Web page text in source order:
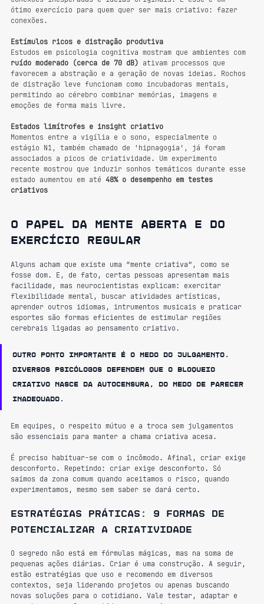
ótimo exercício para quem quer ser mais criativo: fazer
conexões.
Estímulos ricos e distração produtiva
Estudos em psicologia cognitiva mostram que ambientes com
ruído moderado (cerca de 70 dB) ativam processos que
favorecem a abstração e a geração de novas ideias. Rochos
de distração leve funcionam como incubadoras mentais,
permitindo ao cérebro combinar memórias, imagens e
emoções de forma mais livre.
Estados limítrofes e insight criativo
Momentos entre a vigília e o sono, especialmente o
estágio N1, também chamado de ‘hipnagogia’, já foram
associados a picos de criatividade. Um experimento
recente mostrou que induzir sonhos temáticos durante esse
estado aumentou em até 48% o desempenho em testes
criativos
O papel da mente aberta e do
exercício regular
Alguns acham que existe uma “mente criativa”, como se
fosse dom. E, de fato, certas pessoas apresentam mais
facilidade, mas neurocientistas explicam: exercitar
flexibilidade mental, buscar atividades artísticas,
aprender outros idiomas, intrumentos musicais e praticar
esportes são formas eficientes de estimular regiões
cerebrais ligadas ao pensamento criativo.
Outro ponto importante é o medo do julgamento.
Diversos psicólogos defendem que o bloqueio
criativo nasce da autocensura, do medo de parecer
inadequado.
Em equipes, o respeito mútuo e a troca sem julgamentos
são essenciais para manter a chama criativa acesa.
É preciso habituar-se com o incômodo. Afinal, criar exige
desconforto. Repetindo: criar exige desconforto. Só
saímos da zona comum quando aceitamos o risco, quando
experimentamos, mesmo sem saber se dará certo.
Estratégias práticas: 9 formas de
potencializar a criatividade
O segredo não está em fórmulas mágicas, mas na soma de
pequenas ações diárias. Criar é uma construção. A seguir,
estão estratégias que uso e recomendo em diversos
contextos, seja liderando projetos ou apenas buscando
novas soluções para o cotidiano. Vale testar, adaptar e